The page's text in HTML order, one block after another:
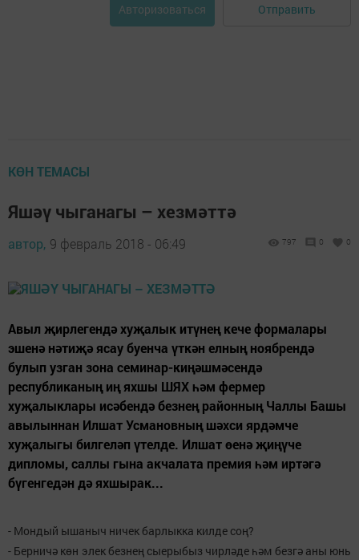
Авторизоваться Отправить
КӨН ТЕМАСЫ
Яшәү чыганагы – хезмәттә
автор, 9 февраль 2018 - 06:49 797 0 0
Авыл җирлегендә хуҗалык итүнең кече формалары
эшенә нәтиҗә ясау буенча үткән елның ноябрендә
булып узган зона семинар-киңәшмәсендә
республиканың иң яхшы ШЯХ һәм фермер
хуҗалыклары исәбендә безнең районның Чаллы Башы
авылыннан Илшат Усмановның шәхси ярдәмче
хуҗалыгы билгеләп үтелде. Илшат өенә җиңүче
дипломы, саллы гына акчалата премия һәм иртәгә
бүгенгедән дә яхшырак...
- Мондый ышаныч ничек барлыкка килде соң?
- Берничә көн элек безнең сыерыбыз чирләде һәм безгә аны юнь